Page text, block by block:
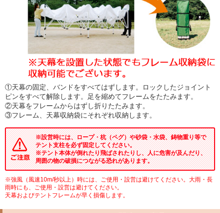
①天幕の固定、バンドをすべてはずします。ロックしたジョイント
ピンをすべて解除します。足を縮めてフレームをたたみます。
②天幕をフレームからはずし折りたたみます。
③フレーム、天幕収納袋にそれぞれ収納します。
※設営時には、ロープ・杭（ペグ）や砂袋・水袋、鋳物重り等で
テント支柱を必ず固定してください。
※テント本体が倒れたり飛ばされたりし、人に危害が及んだり、
周囲の物の破損につながる恐れがあります。
※強風（風速10m/秒以上）時には、ご使用・設営は避けてください。大雨・長
雨時にも、ご使用・設営は避けてください。
天幕およびテントフレームが早く損傷します。